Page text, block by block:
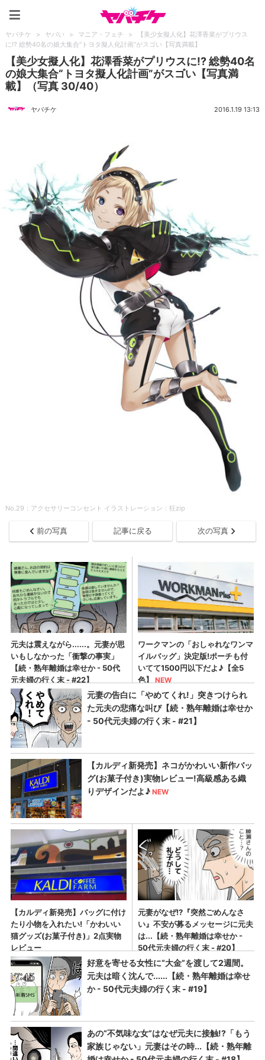
ヤバチケ > ヤバい > マニア・フェチ >
【美少女擬人化】花澤香菜がプリウス
に!? 総勢40名の娘大集合“トヨタ擬人化計画”がスゴい【写真満載】
【美少女擬人化】花澤香菜がプリウスに!? 総勢40名
の娘大集合“トヨタ擬人化計画”がスゴい【写真満
載】（写真 30/40）
ヤバチケ 2016.1.19 13:13
No.29：アクセサリーコンセント イラストレーション：狂zip
前の写真 記事に戻る 次の写真